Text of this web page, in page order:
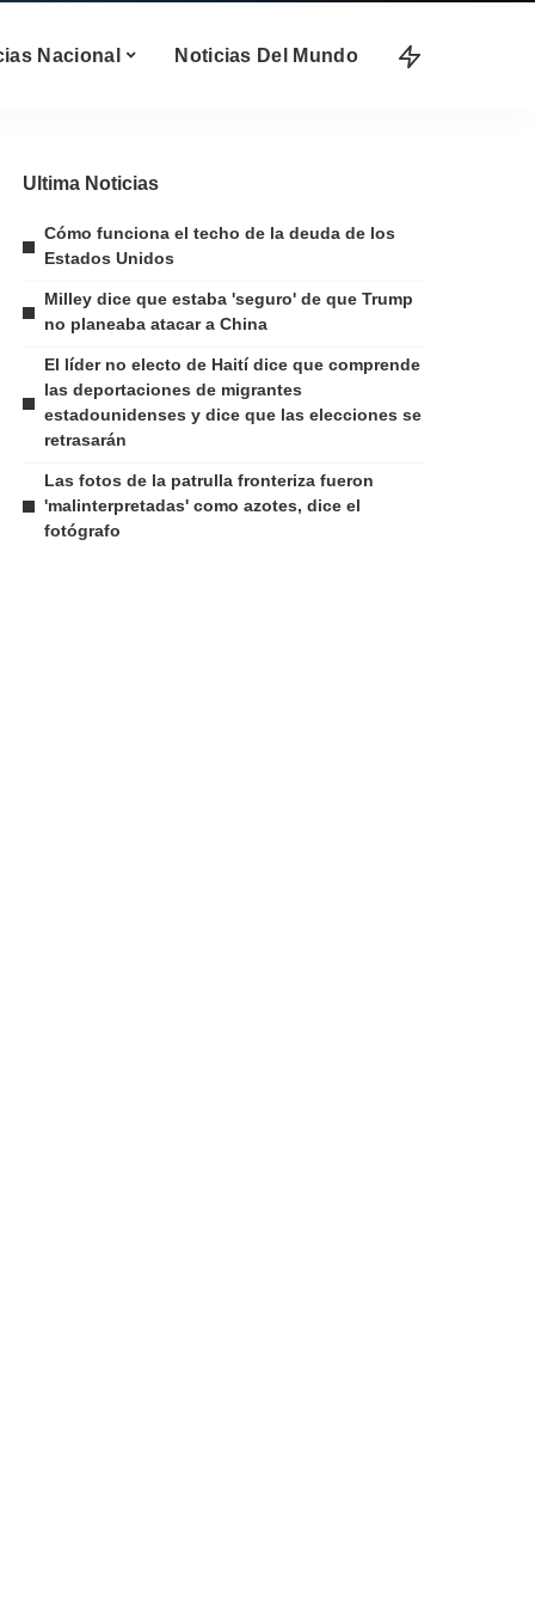
Nacional Noticias Del Mundo
Ultima Noticias
Cómo funciona el techo de la deuda de los
Estados Unidos
Milley dice que estaba 'seguro' de que Trump
no planeaba atacar a China
El líder no electo de Haití dice que comprende
las deportaciones de migrantes
estadounidenses y dice que las elecciones se
retrasarán
Las fotos de la patrulla fronteriza fueron
'malinterpretadas' como azotes, dice el
fotógrafo